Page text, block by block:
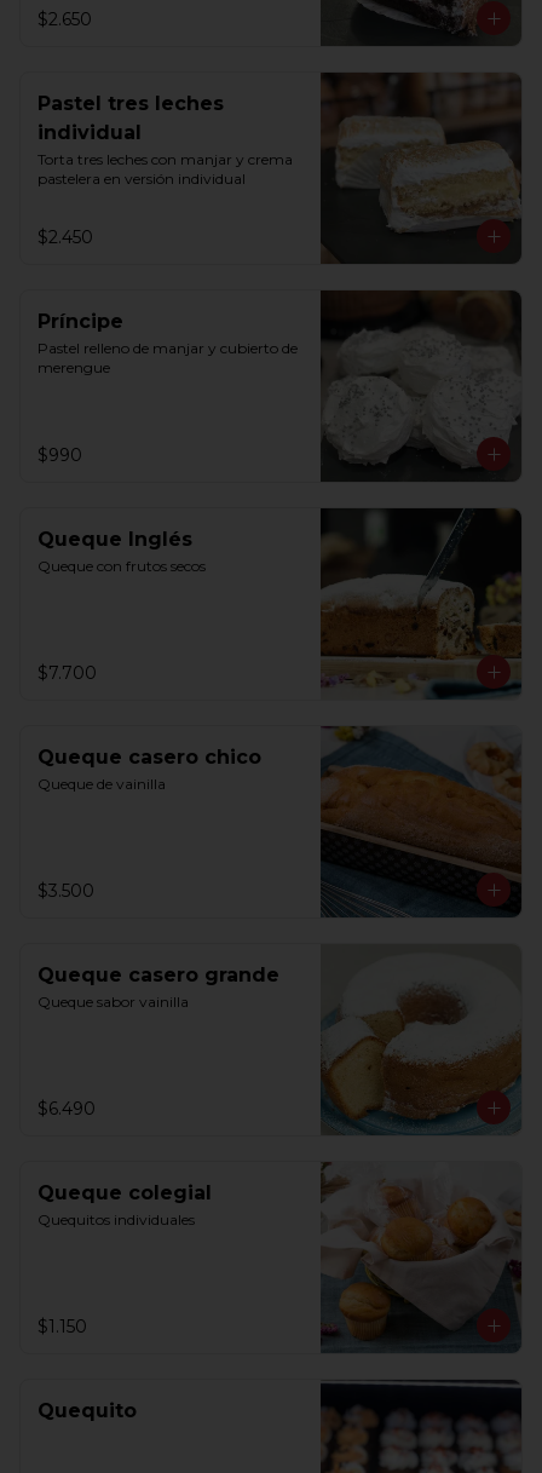
$2.650
Pastel tres leches
individual
Torta tres leches con manjar y crema
pastelera en versión individual
$2.450
Príncipe
Pastel relleno de manjar y cubierto de
merengue
$990
Queque Inglés
Queque con frutos secos
$7.700
Queque casero chico
Queque de vainilla
$3.500
Queque casero grande
Queque sabor vainilla
$6.490
Queque colegial
Quequitos individuales
$1.150
Quequito